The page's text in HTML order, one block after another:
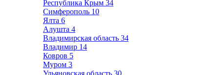
Республика Крым 34
Симферополь 10
Ялта 6
Алушта 4
Владимирская область 34
Владимир 14
Ковров 5
Муром 3
Ульяновская область 30